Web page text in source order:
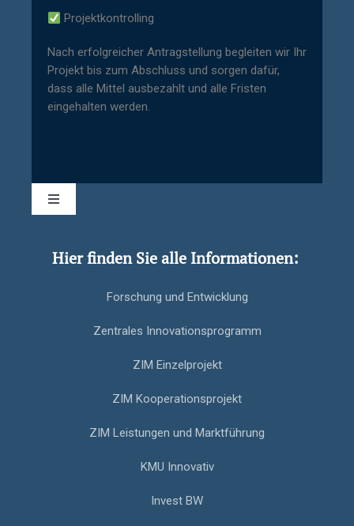
Projektkontrolling
Nach erfolgreicher Antragstellung begleiten wir Ihr
Projekt bis zum Abschluss und sorgen dafür,
dass alle Mittel ausbezahlt und alle Fristen
eingehalten werden.
Contact Us
Hier finden Sie alle Informationen:
Forschung und Entwicklung
Zentrales Innovationsprogramm
ZIM Einzelprojekt
ZIM Kooperationsprojekt
ZIM Leistungen und Marktführung
KMU Innovativ
Invest BW